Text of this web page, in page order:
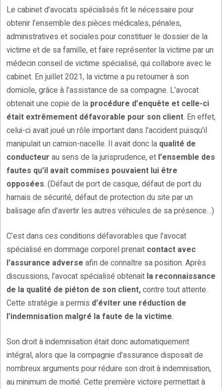
Le cabinet d’avocats spécialisés fit le nécessaire pour
obtenir l’ensemble des pièces médicales, pénales,
administratives et sociales pour constituer le dossier de la
victime et de sa famille, et faire représenter la victime par un
médecin conseil de victime spécialisé, qui collabore avec le
cabinet. En juillet 2021, la victime a pu retourner à son
domicile, grâce à l’assistance de sa compagne. L’avocat
obtenait une copie de la procédure d’enquête et celle-ci
était extrêmement défavorable pour son client. En effet,
celui-ci avait joué un rôle important dans l’accident puisqu’il
manipulait un camion-nacelle. Il avait donc la qualité de
conducteur au sens de la jurisprudence, et l’ensemble des
fautes qu’il avait commises pouvaient lui être
opposées. (Défaut de port de casque, défaut de port du
harnais de sécurité, défaut de protection du site par un
balisage afin d’avertir les autres véhicules de sa présence…)
C’est dans ces conditions défavorables que l’avocat
spécialisé en dommage corporel prenait contact avec
l’assurance adverse afin de connaître sa position. Après
discussions, l’avocat spécialisé obtenait la reconnaissance
de la qualité de piéton de son client,contre tout attente.
Cette stratégie a permis d’éviter une réduction de
l’indemnisation malgré la faute de la victime.
Son droit à indemnisation était donc automatiquement
intégral, alors que la compagnie d’assurance disposait de
nombreux arguments pour réduire son droit à indemnisation,
au minimum de moitié. Cette première victoire permettait à